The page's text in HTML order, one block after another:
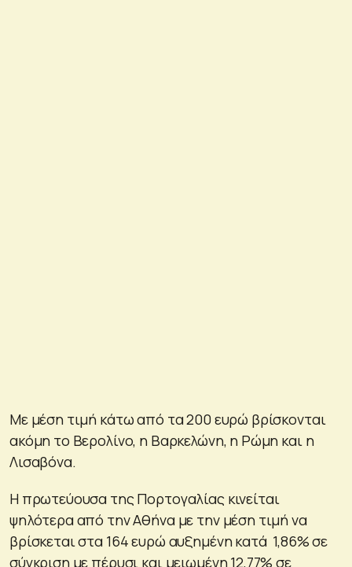
Με μέση τιμή κάτω από τα 200 ευρώ βρίσκονται
ακόμη το Βερολίνο, η Βαρκελώνη, η Ρώμη και η
Λισαβόνα.
Η πρωτεύουσα της Πορτογαλίας κινείται
ψηλότερα από την Αθήνα με την μέση τιμή να
βρίσκεται στα 164 ευρώ αυξημένη κατά 1,86% σε
σύγκριση με πέρυσι και μειωμένη 12,77% σε